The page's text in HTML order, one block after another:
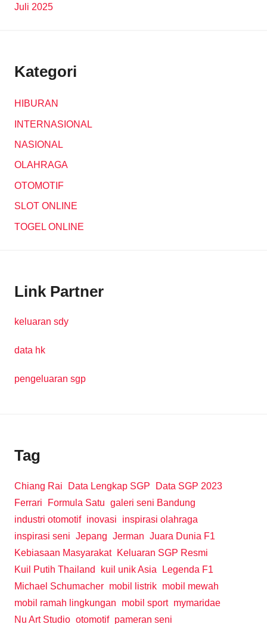
Juli 2025
Kategori
HIBURAN
INTERNASIONAL
NASIONAL
OLAHRAGA
OTOMOTIF
SLOT ONLINE
TOGEL ONLINE
Link Partner
keluaran sdy
data hk
pengeluaran sgp
Tag
Chiang Rai Data Lengkap SGP
Data SGP 2023
Ferrari
Formula Satu galeri seni Bandung
industri otomotif inovasi
inspirasi olahraga
inspirasi seni Jepang Jerman Juara Dunia F1
Kebiasaan Masyarakat
Keluaran SGP Resmi
Kuil Putih Thailand
kuil unik Asia
Legenda F1
Michael Schumacher mobil listrik mobil mewah
mobil ramah lingkungan
mobil sport mymaridae
Nu Art Studio otomotif pameran seni